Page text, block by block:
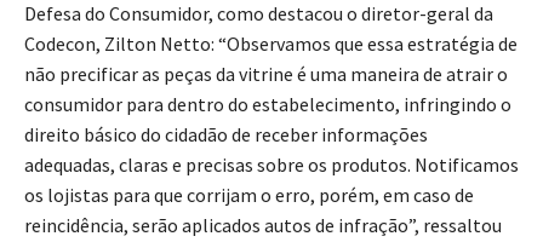
Defesa do Consumidor, como destacou o diretor-geral da
Codecon, Zilton Netto: “Observamos que essa estratégia de
não precificar as peças da vitrine é uma maneira de atrair o
consumidor para dentro do estabelecimento, infringindo o
direito básico do cidadão de receber informações
adequadas, claras e precisas sobre os produtos. Notificamos
os lojistas para que corrijam o erro, porém, em caso de
reincidência, serão aplicados autos de infração”, ressaltou